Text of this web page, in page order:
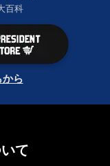
百科
から
て